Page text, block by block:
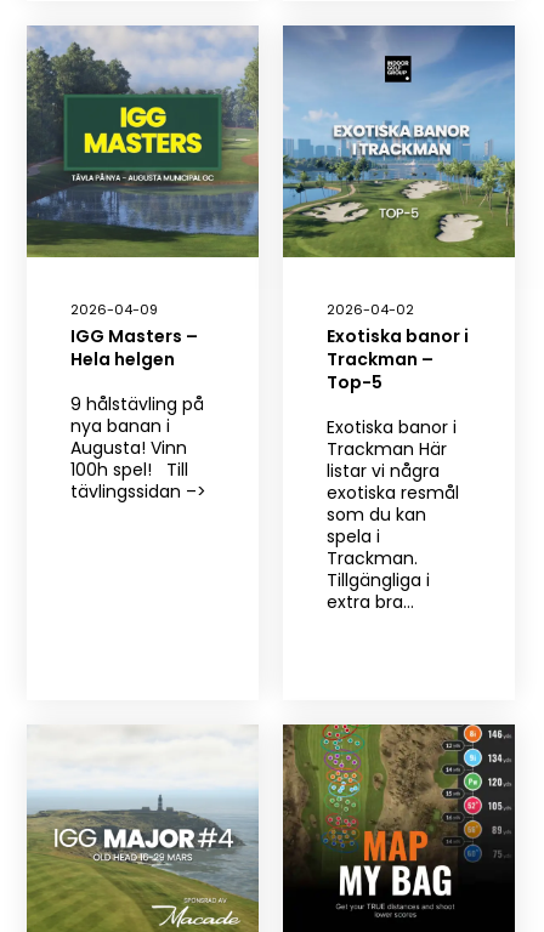
2026-04-09
IGG Masters –
Hela helgen
9 hålstävling på
nya banan i
Augusta! Vinn
100h spel! Till
tävlingssidan –>
2026-04-02
Exotiska banor i
Trackman –
Top-5
Exotiska banor i
Trackman Här
listar vi några
exotiska resmål
som du kan
spela i
Trackman.
Tillgängliga i
extra bra…